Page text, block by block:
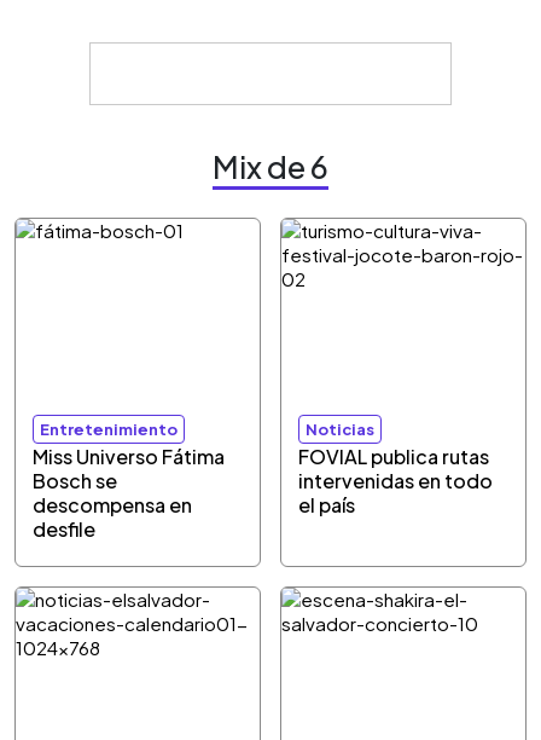
Mix de 6
Entretenimiento
Miss Universo Fátima
Bosch se
descompensa en
desfile
Noticias
FOVIAL publica rutas
intervenidas en todo
el país